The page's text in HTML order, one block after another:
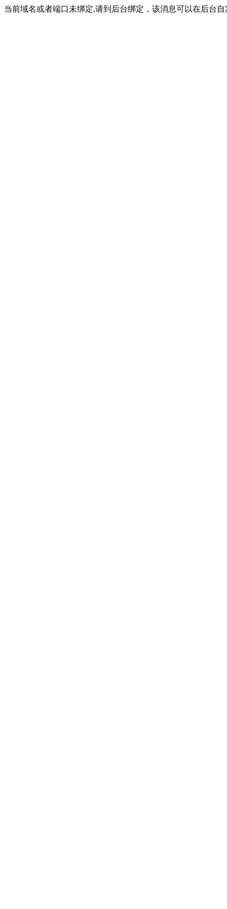
当前域名或者端口未绑定,请到后台绑定，该消息可以在后台自